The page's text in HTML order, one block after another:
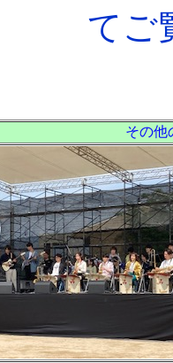
てご
その